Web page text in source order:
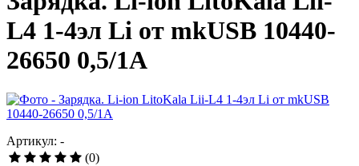
L4 1-4эл Li от mkUSB 10440-
26650 0,5/1А
Артикул: -
(0)